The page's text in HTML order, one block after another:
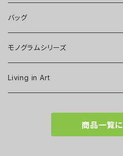
バッグ
モノグラムシリーズ
Living in Art
商品一覧